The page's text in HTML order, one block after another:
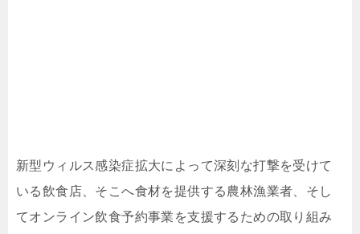
新型ウィルス感染症拡大によって深刻な打撃を受けて
いる飲食店、そこへ食材を提供する農林漁業者、そし
てオンライン飲食予約事業を支援するための取り組み